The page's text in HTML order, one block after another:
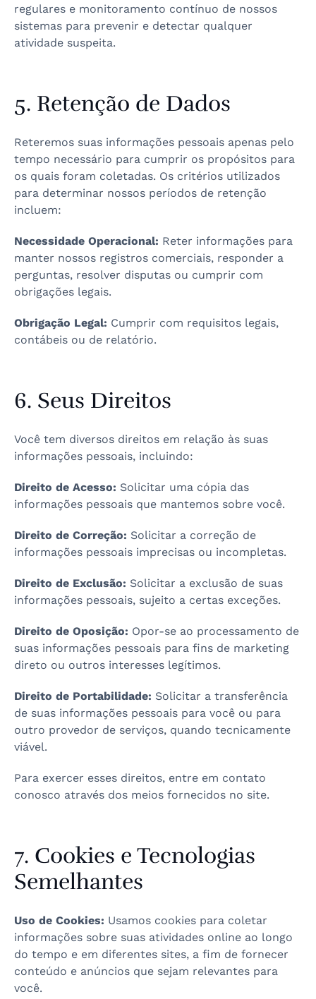
regulares e monitoramento contínuo de nossos
sistemas para prevenir e detectar qualquer
atividade suspeita.
5. Retenção de Dados
Reteremos suas informações pessoais apenas pelo
tempo necessário para cumprir os propósitos para
os quais foram coletadas. Os critérios utilizados
para determinar nossos períodos de retenção
incluem:
Necessidade Operacional: Reter informações para
manter nossos registros comerciais, responder a
perguntas, resolver disputas ou cumprir com
obrigações legais.
Obrigação Legal: Cumprir com requisitos legais,
contábeis ou de relatório.
6. Seus Direitos
Você tem diversos direitos em relação às suas
informações pessoais, incluindo:
Direito de Acesso: Solicitar uma cópia das
informações pessoais que mantemos sobre você.
Direito de Correção: Solicitar a correção de
informações pessoais imprecisas ou incompletas.
Direito de Exclusão: Solicitar a exclusão de suas
informações pessoais, sujeito a certas exceções.
Direito de Oposição: Opor-se ao processamento de
suas informações pessoais para fins de marketing
direto ou outros interesses legítimos.
Direito de Portabilidade: Solicitar a transferência
de suas informações pessoais para você ou para
outro provedor de serviços, quando tecnicamente
viável.
Para exercer esses direitos, entre em contato
conosco através dos meios fornecidos no site.
7. Cookies e Tecnologias
Semelhantes
Uso de Cookies: Usamos cookies para coletar
informações sobre suas atividades online ao longo
do tempo e em diferentes sites, a fim de fornecer
conteúdo e anúncios que sejam relevantes para
você.